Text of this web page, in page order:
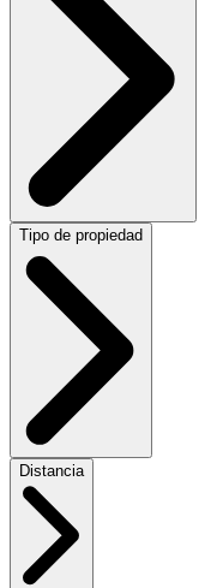
Tipo de propiedad
Distancia